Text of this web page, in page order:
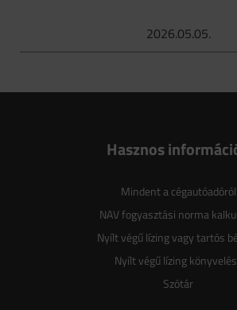
2026.05.05.
Hasznos
Mindent a cégautóadóról
NAV fogyasztási norma
Nyílt végű lízing vagy tartós
Nyílt végű lízing
Szótár